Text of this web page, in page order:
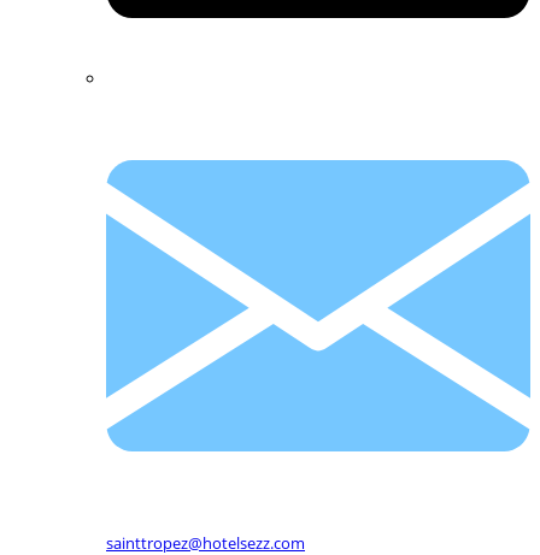
sainttropez@hotelsezz.com